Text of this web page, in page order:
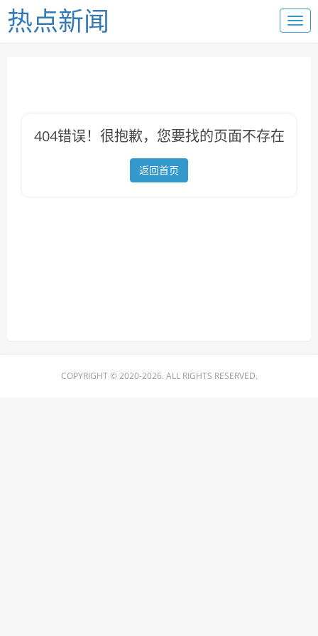
热点新闻
404错误！很抱歉，您要找的页面不存在
返回首页
COPYRIGHT © 2020-2026. ALL RIGHTS RESERVED.